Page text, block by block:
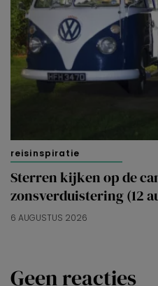
reisinspiratie
Sterren kijken op de
zonsverduistering (12
6 AUGUSTUS 2026
Geen reacties